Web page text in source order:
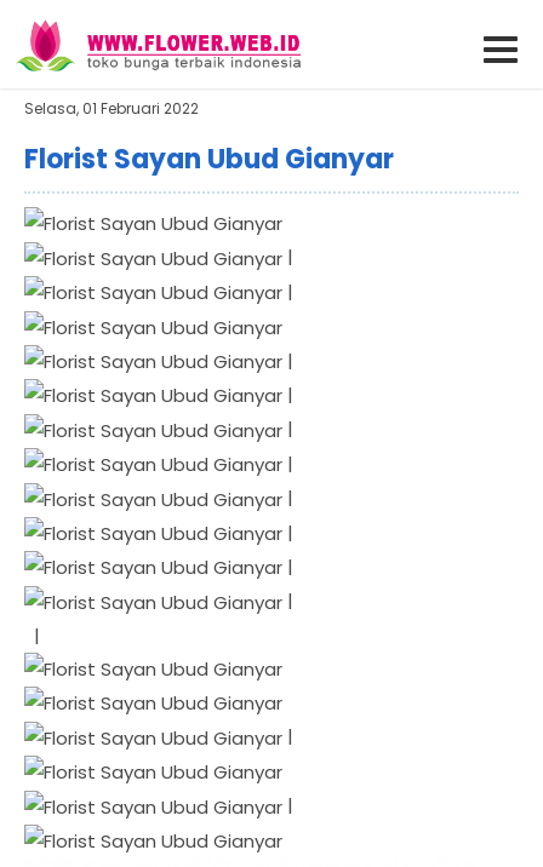
Selasa, 01 Februari 2022
Florist Sayan Ubud Gianyar
|
|
|
|
|
|
|
|
|
|
|
|
|